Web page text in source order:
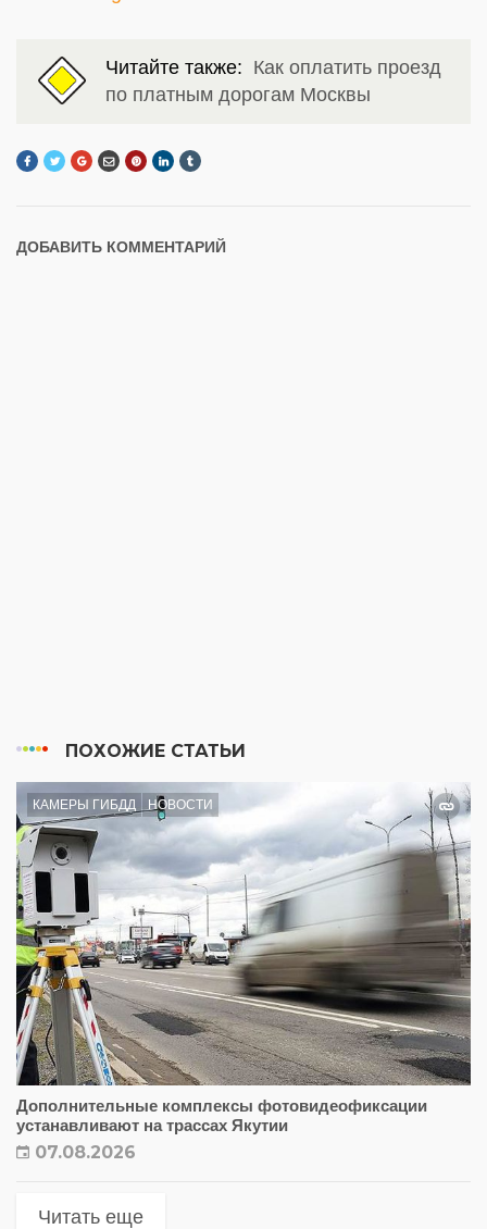
Читайте также: Как оплатить проезд
по платным дорогам Москвы
ДОБАВИТЬ КОММЕНТАРИЙ
ПОХОЖИЕ СТАТЬИ
КАМЕРЫ ГИБДД НОВОСТИ
Дополнительные комплексы фотовидеофиксации
устанавливают на трассах Якутии
07.08.2026
Читать еще